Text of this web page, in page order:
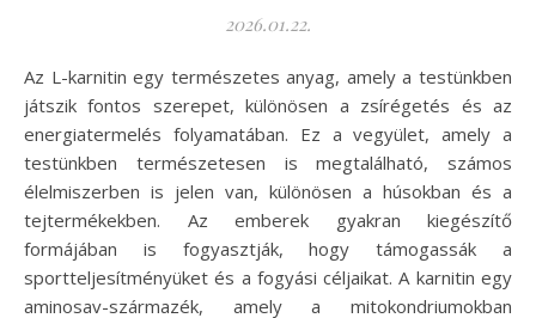
2026.01.22.
Az L-karnitin egy természetes anyag, amely a testünkben
játszik fontos szerepet, különösen a zsírégetés és az
energiatermelés folyamatában. Ez a vegyület, amely a
testünkben természetesen is megtalálható, számos
élelmiszerben is jelen van, különösen a húsokban és a
tejtermékekben. Az emberek gyakran kiegészítő
formájában is fogyasztják, hogy támogassák a
sportteljesítményüket és a fogyási céljaikat. A karnitin egy
aminosav-származék, amely a mitokondriumokban